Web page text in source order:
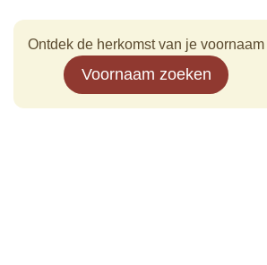
Ontdek de herkomst van je voornaam
Voornaam zoeken